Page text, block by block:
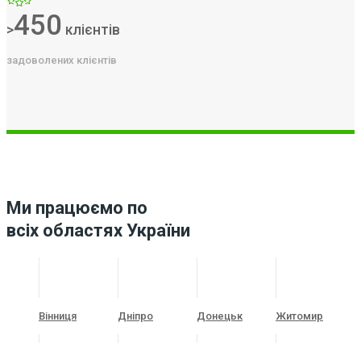
>450 клієнтів
задоволених клієнтів
Ми працюємо по
всіх областях України
Вінниця Дніпро Донецьк Житомир